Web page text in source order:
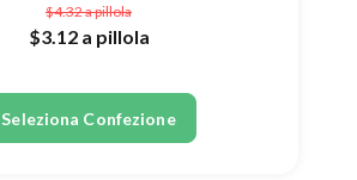
$4.32a pillola
$3.12 a pillola
Seleziona Confezione